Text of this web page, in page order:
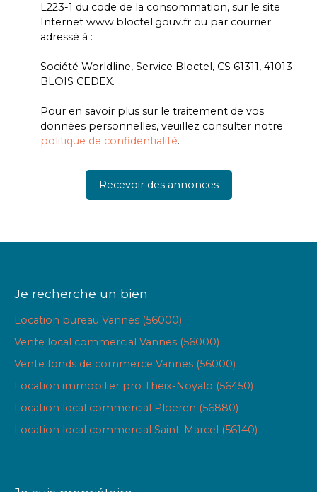
L223-1 du code de la consommation, sur le site
Internet www.bloctel.gouv.fr ou par courrier
adressé à :
Société Worldline, Service Bloctel, CS 61311, 41013
BLOIS CEDEX.
Pour en savoir plus sur le traitement de vos
données personnelles, veuillez consulter notre
politique de confidentialité.
Recevoir des annonces
Je recherche un bien
Location bureau Vannes (56000)
Vente local commercial Vannes (56000)
Vente fonds de commerce Vannes (56000)
Location immobilier pro Theix-Noyalo (56450)
Location local commercial Ploeren (56880)
Location local commercial Saint-Marcel (56140)